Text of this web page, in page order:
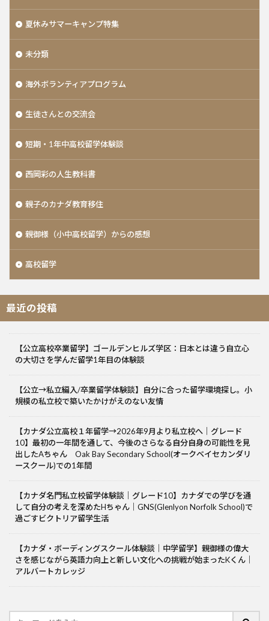
夏休みサマーキャンプ特集
未分類
海外ボランティアプログラム
生徒さんとの交流会
短期・1年中高校留学体験談
西岡彩の人生教科書
親子のカナダ教育移住
親御様（小中高校留学）からの感想
高校留学
最近の投稿
【公立高校卒業留学】ゴールデンヒルズ学区：日本とは違う自立心
の大切さを学んだ留学1年目の体験談
【公立→私立編入/卒業留学体験談】自分に合った留学環境探し。小
規模の私立校で築いたかけがえのない友情
【カナダ公立高校１年留学→2026年9月より私立校へ｜グレード
10】最初の一年間を通して、今後のさらなる自分自身の可能性を見
出したAちゃん Oak Bay Secondary School(オークベイセカンダリ
ースクール)での1年間
【カナダ名門私立校留学体験談｜グレード10】カナダでの学びを通
して自分の考えを深めたHちゃん｜GNS(Glenlyon Norfolk School)で
過ごすビクトリア留学生活
【カナダ・ボーディングスクール体験談｜中学留学】親御様の偉大
さを感じながら英語力向上と新しい文化への挑戦が始まったKくん｜
アルバートカレッジ